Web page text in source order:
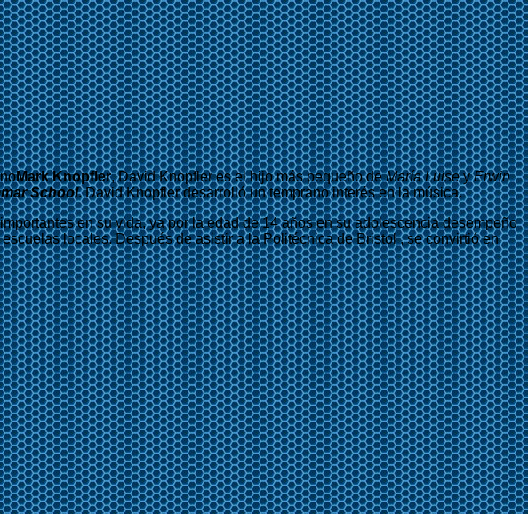
Mark Knopfler, David Knopfler es el hijo más pequeño deMaría LuiseyErwin
School. David Knopfler desarrolló un temprano interés en la música.
en su vida, ya por la edad de 14 años en su adolescencia desempeño
locales. Después de asistir a la Politécnica de Bristol , se convirtió en